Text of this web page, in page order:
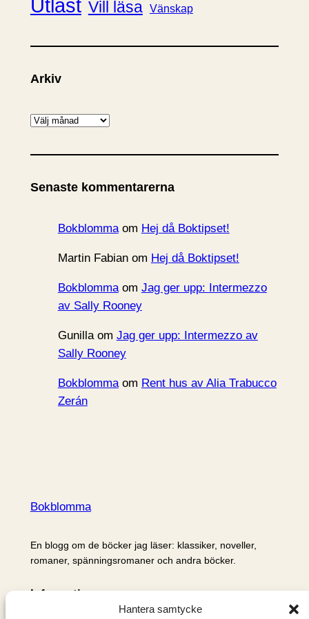
Hantera samtycke
Utläst Vill läsa Vänskap
Arkiv
A
k
v
Senaste kommentarerna
Bokblommaom Hej då Boktipset!
Martin Fabianom Hej då Boktipset!
Bokblommaom Jag ger upp: Intermezzo
av Sally Rooney
Gunillaom Jag ger upp: Intermezzo av
Sally Rooney
Bokblommaom Rent hus av Alia Trabucco
Zerán
Bokblomma
En blogg om de böcker jag läser: klassiker, noveller,
romaner, spänningsromaner och andra böcker.
Information